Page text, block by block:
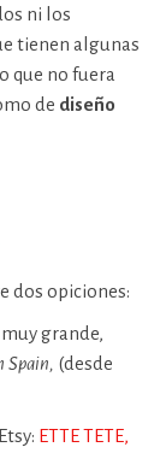
ni los
tienen algunas
que no fuera
de diseño
dos opiciones:
grande,
Spain, (desde
ETTE TETE,